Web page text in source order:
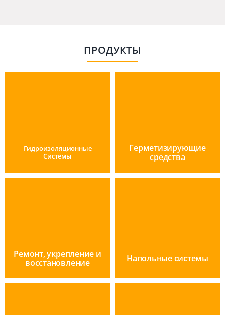
ПРОДУКТЫ
Гидроизоляционные
Системы
Герметизирующие
средства
Ремонт, укрепление и
восстановление
Напольные системы